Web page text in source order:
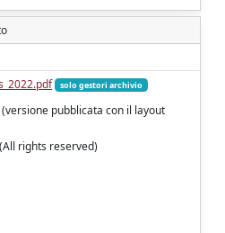
solo gestori archivio
pubblicata con il layout
rights reserved)